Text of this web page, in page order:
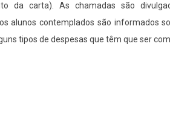
carta). As chamadas são
alunos contemplados são
tipos de despesas que têm que ser